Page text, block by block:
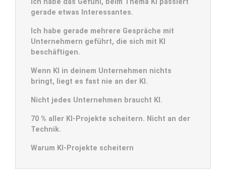
Ich habe das Gefühl, beim Thema KI passiert
gerade etwas Interessantes.
Ich habe gerade mehrere Gespräche mit
Unternehmern geführt, die sich mit KI
beschäftigen.
Wenn KI in deinem Unternehmen nichts
bringt, liegt es fast nie an der KI.
Nicht jedes Unternehmen braucht KI.
70 % aller KI-Projekte scheitern. Nicht an der
Technik.
Warum KI-Projekte scheitern